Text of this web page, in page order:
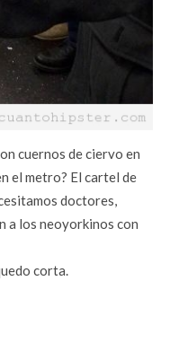
cuernos de ciervo en
el metro? El cartel de
doctores,
a los neoyorkinos con
corta.